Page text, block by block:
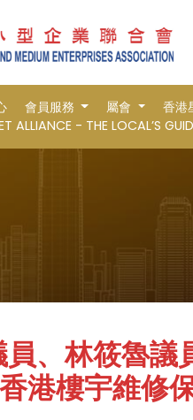
會員服務 屬會 香港
ALLIANCE - THE LOCAL’S
、林筱魯議
港樓宇維修